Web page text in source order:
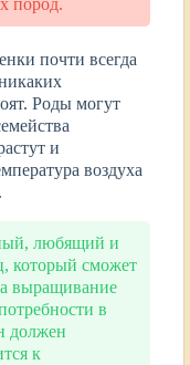
пород.
почти всегда
Роды могут
и
воздуха
любящий и
который сможет
выращивание
в
должен
к